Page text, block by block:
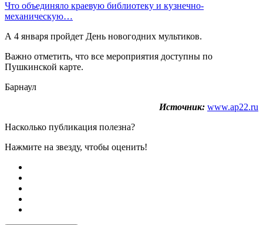
Что объединяло краевую библиотеку и кузнечно-
механическую…
А 4 января пройдет День новогодних мультиков.
Важно отметить, что все мероприятия доступны по
Пушкинской карте.
Барнаул
Источник: www.ap22.ru
Насколько публикация полезна?
Нажмите на звезду, чтобы оценить!